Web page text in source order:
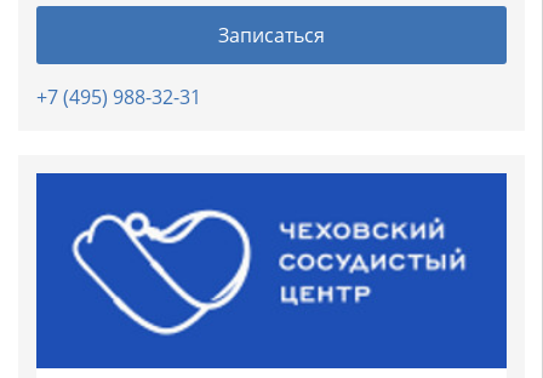
Записаться
+7 (495) 988-32-31